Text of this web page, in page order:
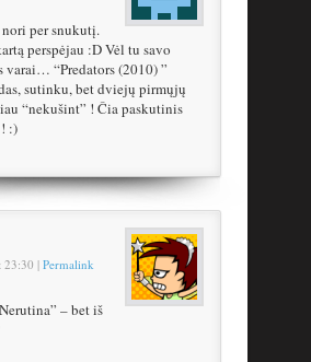
per snukutį.
perspėjau :D Vėl tu savo
varai… “Predators (2010) ”
sutinku, bet dviejų pirmųjų
“nekušint” ! Čia paskutinis
:)
23:30 | Permalink
– bet iš